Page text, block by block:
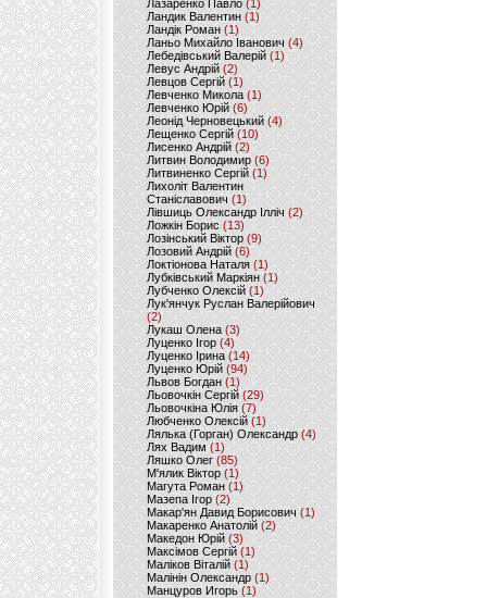
Лазаренко Павло (1)
Ландик Валентин (1)
Ландік Роман (1)
Ланьо Михайло Іванович(4)
Лебедівський Валерій(1)
Левус Андрій(2)
Левцов Сергій (1)
Левченко Микола (1)
Левченко Юрій (6)
Леонід Черновецький (4)
Лещенко Сергій (10)
Лисенко Андрій (2)
Литвин Володимир (6)
Литвиненко Сергій (1)
Лихоліт Валентин
Станіславович (1)
Лівшиць Олександр Ілліч (2)
Ложкін Борис(13)
Лозінський Віктор(9)
Лозовий Андрій (6)
Локтіонова Наталя (1)
Лубківський Маркіян(1)
Лубченко Олексій (1)
Лук'янчук Руслан Валерійович
(2)
Лукаш Олена (3)
Луценко Ігор (4)
Луценко Ірина (14)
Луценко Юрій (94)
Львов Богдан (1)
Льовочкін Сергій (29)
Льовочкіна Юлія(7)
Любченко Олексій(1)
Лялька (Горган) Олександр(4)
Лях Вадим (1)
Ляшко Олег (85)
М'ялик Віктор(1)
Магута Роман(1)
Мазепа Ігор (2)
Макар'ян Давид Борисович(1)
Макаренко Анатолій (2)
Македон Юрій(3)
Максімов Сергій (1)
Маліков Віталій (1)
Малінін Олександр (1)
Манцуров Игорь (1)